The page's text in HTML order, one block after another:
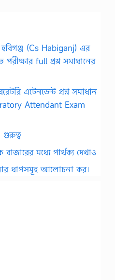
হবিগঞ্জ (Cs Habiganj) এর
পরীক্ষার full প্রশ্ন সমাধানের
এটেনডেন্ট প্রশ্ন সমাধান
Attendant Exam
গুরুত্ব
মধ্যে পার্থক্য দেখাও
ধাপসমূহ আলোচনা কর।